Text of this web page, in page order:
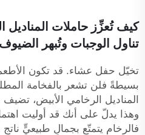
كيف تُعزِّز حاملات المناديل
تناول الوجبات وتُبهر
تخيّل حفل عشاء. قد تكون
بسيطةً فلن تشعر بالفخامة
المناديل الرخامي الأبيض،
وهذا يدلّ على أنك قد أوليت
فالرخام يتمتّع بجمالٍ طبيعيٍّ